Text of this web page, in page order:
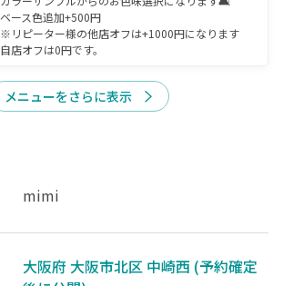
ベース色追加+500円
※リピーター様の他店オフは+1000円になります
自店オフは0円です。
メニューをさらに表示
mimi
大阪府 大阪市北区 中崎西 (予約確定